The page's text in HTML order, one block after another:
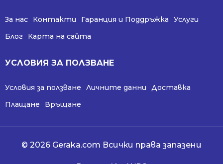
За нас Контакти Гаранция и Поддръжка
Услуги
Блог
Карта на сайта
УСЛОВИЯ ЗА ПОЛЗВАНЕ
Условия за ползване Личните данни
Доставка
Плащане
Връщане
© 2026 Geraka.com Всички права запазени